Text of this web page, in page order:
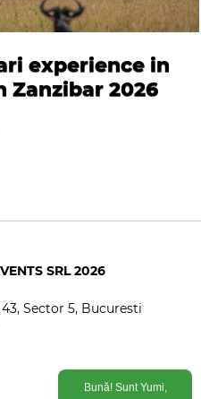
experience in
Zanzibar 2026
SRL 2026
Sector 5, Bucuresti
Bună! Sunt Yumi,